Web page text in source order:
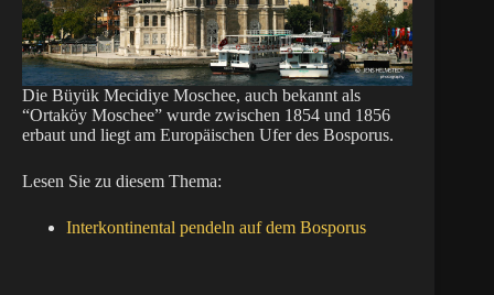
Die Büyük Mecidiye Moschee, auch bekannt als
“Ortaköy Moschee” wurde zwischen 1854 und 1856
erbaut und liegt am Europäischen Ufer des Bosporus.
Lesen Sie zu diesem Thema:
Interkontinental pendeln auf dem Bosporus